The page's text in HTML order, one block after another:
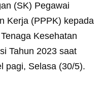
(SK) Pegawai
Kerja (PPPK) kepada
Kesehatan
Tahun 2023 saat
pagi, Selasa (30/5).